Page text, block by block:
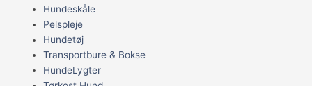
Hundeskåle
Pelspleje
Hundetøj
Transportbure & Bokse
HundeLygter